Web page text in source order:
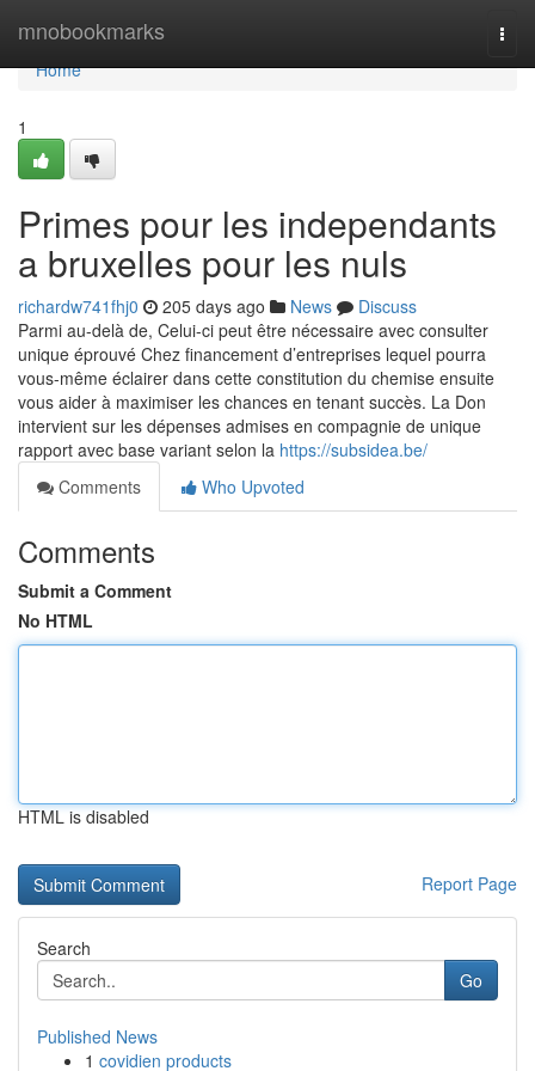
mnobookmarks
Home
Home
1
Primes pour les independants
a bruxelles pour les nuls
richardw741fhj0 205 days ago News
Discuss
Parmi au-delà de, Celui-ci peut être nécessaire avec consulter
unique éprouvé Chez financement d’entreprises lequel pourra
vous-même éclairer dans cette constitution du chemise ensuite
vous aider à maximiser les chances en tenant succès. La Don
intervient sur les dépenses admises en compagnie de unique
rapport avec base variant selon la https://subsidea.be/
Comments
Who Upvoted
Comments
Submit a Comment
No HTML
HTML is disabled
Report Page
Search
Go
Published News
1 covidien products